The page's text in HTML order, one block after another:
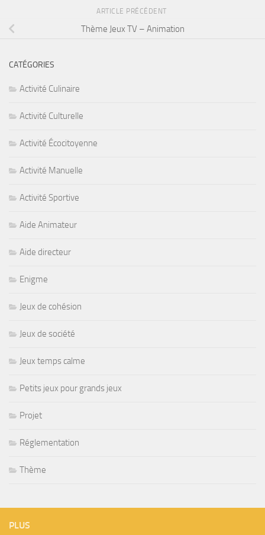
ARTICLE PRÉCÉDENT
Thème Jeux TV – Animation
CATÉGORIES
Activité Culinaire
Activité Culturelle
Activité Écocitoyenne
Activité Manuelle
Activité Sportive
Aide Animateur
Aide directeur
Enigme
Jeux de cohésion
Jeux de société
Jeux temps calme
Petits jeux pour grands jeux
Projet
Réglementation
Thème
PLUS